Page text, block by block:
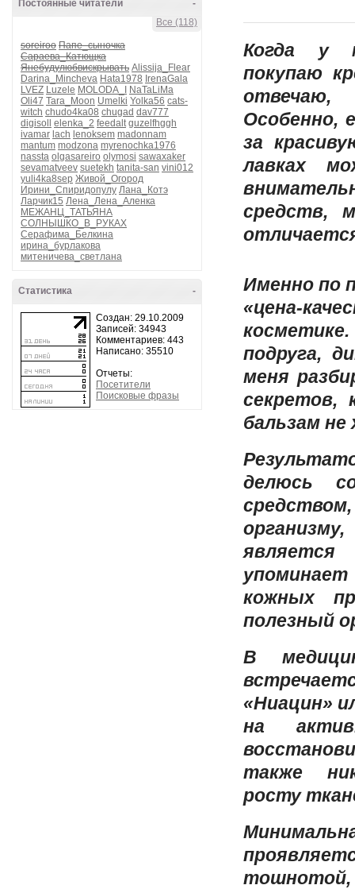
-
Постоянные читатели
Все (118)
soreiroo Папе_сыночка
Сараева_Катющка
Янебудулюбвискрывать Alissija_Flear
Darina_Mincheva Hata1978 IrenaGala
LVEZ Luzele MOLODA_I
NaTaLiMa
Oli47 Tara_Moon Umelki Yolka56 cats-
witch chudo4ka08 chugad dav777
digisoll
elenka_2 feedalt guzelfhggh
ivamar lach lenoksem madonnam
mantum modzona myrenochka1976
nassta olgasareiro olymosi sawaxaker
sevamatveev suetekh tanita-san vini012
yuli4ka8sep Живой_Огород
Ирини_Спиридопулу Лана_Котэ
Ларчик15 Лена_Лена_Аленка
МЕЖАНЦ_ТАТЬЯНА
СОЛНЫШКО_В_РУКАХ
Серафима_Белкина
ирина_бурлакова
митеничева_светлана
-
Статистика
Создан: 29.10.2009
Записей: 34943
Комментариев: 443
Написано: 35510
Отчеты:
Посетители
Поисковые фразы
Когда у
покупаю
Особенно,
за
лавках
средств,
Именно по
«цена-
подруга,
меня
секретов,
бальзам
делюсь
кожных
полезный
В
«Ниацин»
на
также
росту
тошнотой,